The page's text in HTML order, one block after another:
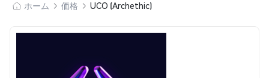
ホーム 価格 UCO (Archethic)